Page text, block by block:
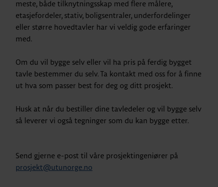
meste, både tilknytningsskap med flere målere,
etasjefordeler, stativ, boligsentraler, underfordelinger
eller større hovedtavler har vi veldig gode erfaringer
med.
Om du vil bygge selv eller vil ha pris på ferdig bygget
tavle bestemmer du selv. Ta kontakt med oss for å finne
ut hva som passer best for deg og ditt prosjekt.
Husk at når du bestiller dine tavledeler og vil bygge selv
så leverer vi også tegninger som du kan bygge etter.
Send gjerne e-post til våre prosjektingeniører på
prosjekt@utunorge.no